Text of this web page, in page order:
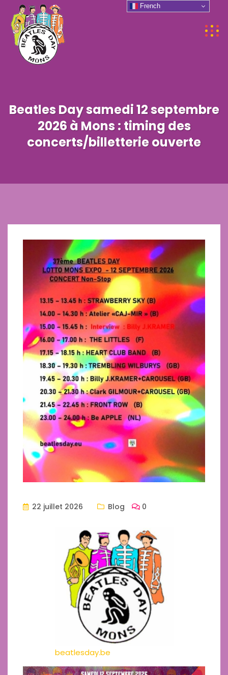
Beatles Day samedi 12 septembre
2026 à Mons : timing des
concerts/billetterie ouverte
22 juillet 2026 Blog 0
beatlesday.be
French